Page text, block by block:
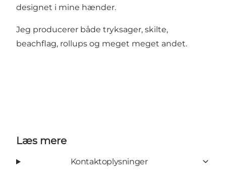
designet i mine hænder.
Jeg producerer både tryksager, skilte,
beachflag, rollups og meget meget andet.
Læs mere
Kontaktoplysninger